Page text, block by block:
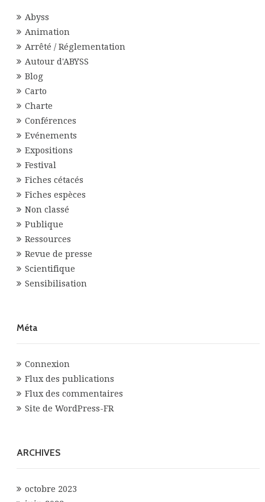
Abyss
Animation
Arrêté / Réglementation
Autour d'ABYSS
Blog
Carto
Charte
Conférences
Evénements
Expositions
Festival
Fiches cétacés
Fiches espèces
Non classé
Publique
Ressources
Revue de presse
Scientifique
Sensibilisation
Méta
Connexion
Flux des publications
Flux des commentaires
Site de WordPress-FR
ARCHIVES
octobre 2023